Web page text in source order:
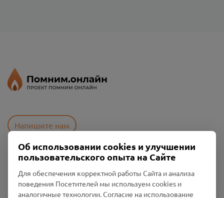
Напишите нам
Политика конфиденциальности
Промо-материалы
Об использовании cookies и улучшении
пользовательского опыта на Сайте
Для обеспечения корректной работы Сайта и анализа
поведения Посетителей мы используем cookies и
аналогичные технологии. Согласие на использование